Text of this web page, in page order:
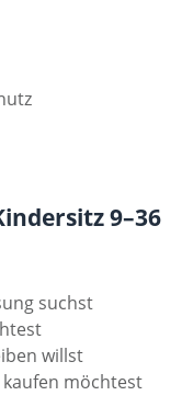
9–36
suchst
willst
möchtest